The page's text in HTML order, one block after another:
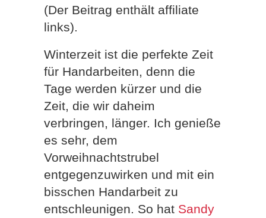
(Der Beitrag enthält affiliate
links).
Winterzeit ist die perfekte Zeit
für Handarbeiten, denn die
Tage werden kürzer und die
Zeit, die wir daheim
verbringen, länger. Ich genieße
es sehr, dem
Vorweihnachtstrubel
entgegenzuwirken und mit ein
bisschen Handarbeit zu
entschleunigen. So hat Sandy